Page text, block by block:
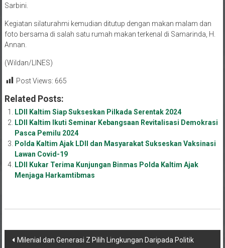
Sarbini.
Kegiatan silaturahmi kemudian ditutup dengan makan malam dan
foto bersama di salah satu rumah makan terkenal di Samarinda, H.
Annan.
(Wildan/LINES)
Post Views: 665
Related Posts:
LDII Kaltim Siap Sukseskan Pilkada Serentak 2024
LDII Kaltim Ikuti Seminar Kebangsaan Revitalisasi Demokrasi
Pasca Pemilu 2024
Polda Kaltim Ajak LDII dan Masyarakat Sukseskan Vaksinasi
Lawan Covid-19
LDII Kukar Terima Kunjungan Binmas Polda Kaltim Ajak
Menjaga Harkamtibmas
Navigasi
Milenial dan Generasi Z Pilih Lingkungan Daripada Politik